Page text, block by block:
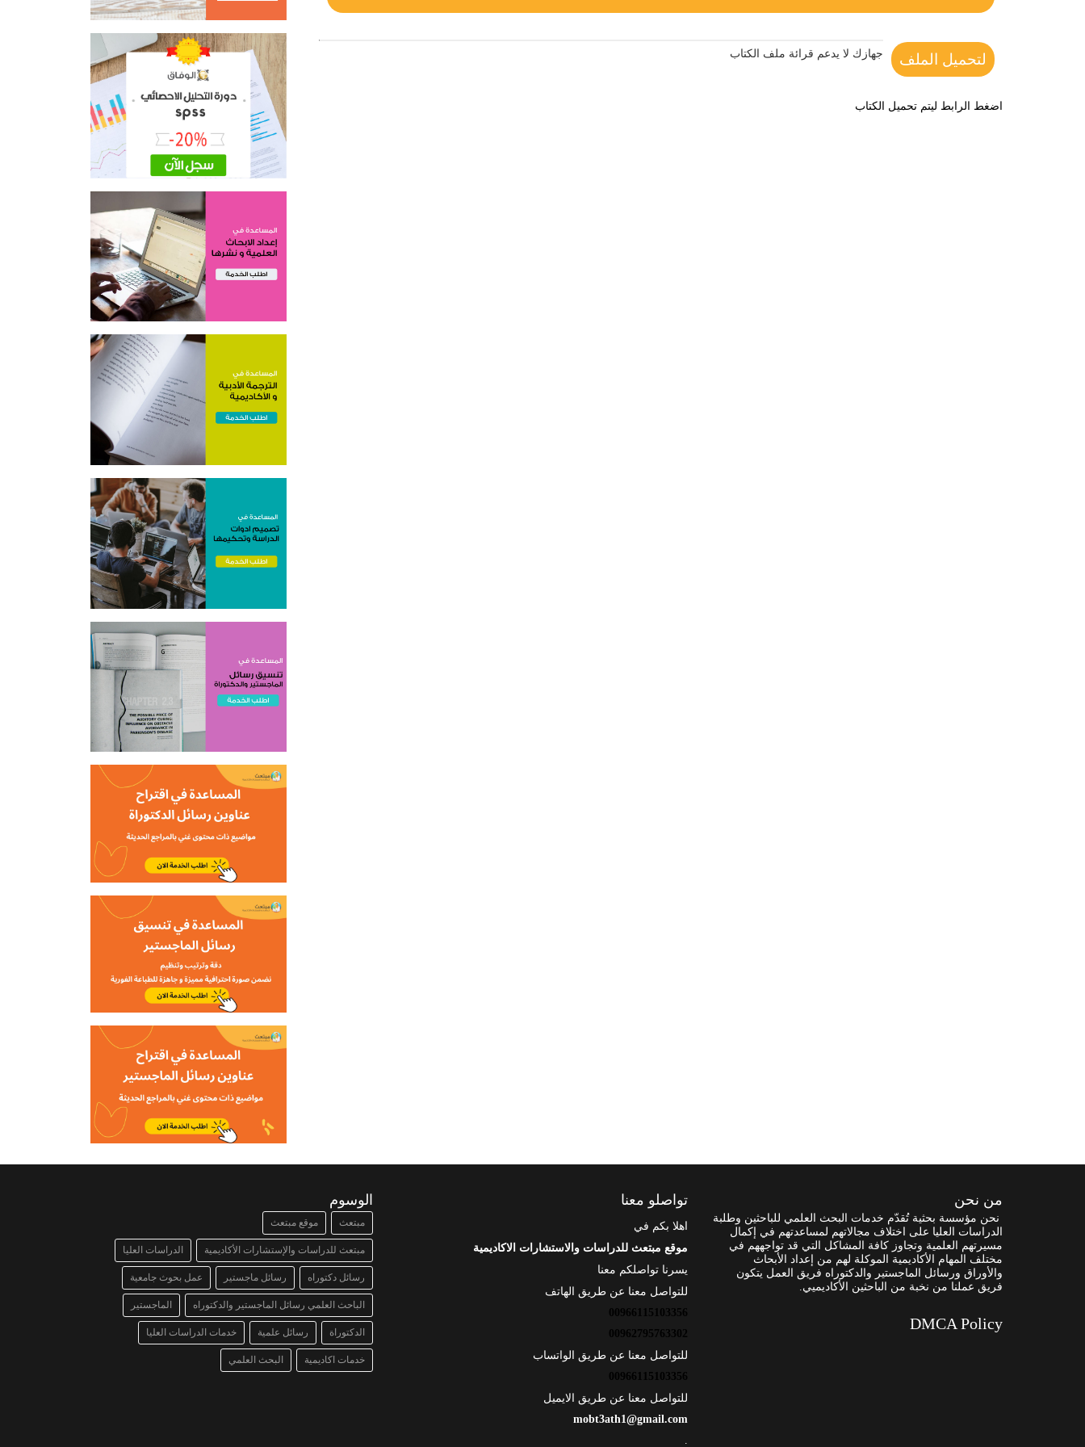
لتحميل الملف جهازك لا يدعم قرائة ملف الكتاب
اضغط الرابط ليتم تحميل الكتاب
من نحن
نحن مؤسسة بحثية تُقدّم خدمات البحث العلمي للباحثين وطلبة
الدراسات العليا على اختلاف مجالاتهم لمساعدتهم في إكمال
مسيرتهم العلمية وتجاوز كافة المشاكل التي قد تواجههم في
مختلف المهام الأكاديمية الموكلة لهم من إعداد الأبحاث
والأوراق ورسائل الماجستير والدكتوراه فريق العمل يتكون
فريق عملنا من نخبة من الباحثين الأكاديميي.
DMCA Policy
تواصلو معنا
اهلا بكم في
موقع مبتعث للدراسات والاستشارات الاكاديمية
يسرنا تواصلكم معنا
للتواصل معنا عن طريق الهاتف
00966115103356
00962795763302
للتواصل معنا عن طريق الواتساب
00966115103356
للتواصل معنا عن طريق الايميل
mobt3ath1@gmail.com
الوسوم
مبتعث موقع مبتعث
مبتعث للدراسات والإستشارات الأكاديمية الدراسات العليا
رسائل دكتوراه رسائل ماجستير عمل بحوث جامعية
الباحث العلمي رسائل الماجستير والدكتوراه الماجستير
الدكتوراة رسائل علمية خدمات الدراسات العليا
خدمات اكاديمية البحث العلمي